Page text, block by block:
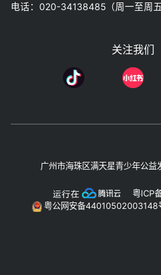
电话：020-34138485（周一至周
关注我们
广州市海珠区满天星青少年公益
粤ICP
粤公网安备44010502003148